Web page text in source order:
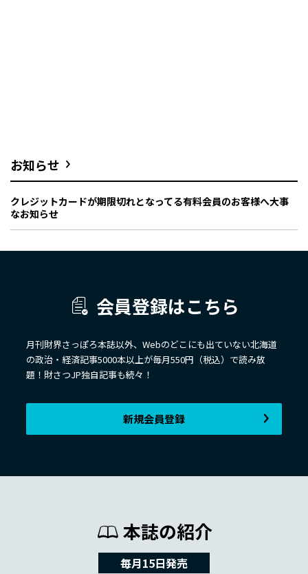
お知らせ
クレジットカードが期限切れとなってる有料会員のお客様へ大事
なお知らせ
会員登録はこちら
月刊財界さっぽろ本誌以外、Webのどこにも出ていない北海道
の政治・経済記事5000本以上が毎月550円（税込）で読み放
題！財さつJP独自記事も続々！
新規会員登録
本誌の紹介
毎月15日発売